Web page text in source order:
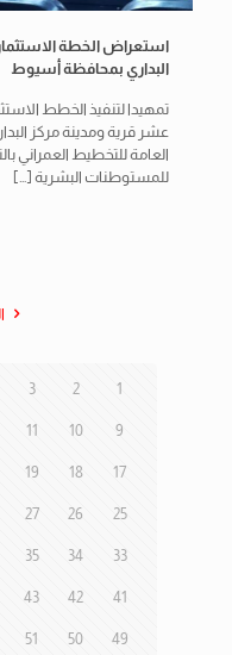
استعراض الخطة
البداري بمحافظة أسيوط
تمهيدا لتنفيذ الخطط
عشر قرية ومدينة مركز
العامة للتخطيط العمراني
للمستوطنات البشرية […]
1
2
3
9
10
11
17
18
19
25
26
27
33
34
35
41
42
43
49
50
51